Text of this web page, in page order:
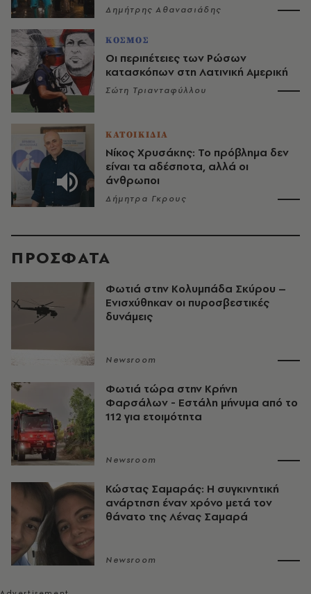
Δημήτρης Αθανασιάδης
ΚΟΣΜΟΣ
Οι περιπέτειες των Ρώσων
κατασκόπων στη Λατινική Αμερική
Σώτη Τριανταφύλλου
ΚΑΤΟΙΚΙΔΙΑ
Νίκος Χρυσάκης: Το πρόβλημα δεν
είναι τα αδέσποτα, αλλά οι
άνθρωποι
Δήμητρα Γκρους
ΠΡΟΣΦΑΤΑ
Φωτιά στην Κολυμπάδα Σκύρου –
Ενισχύθηκαν οι πυροσβεστικές
δυνάμεις
Newsroom
Φωτιά τώρα στην Κρήνη
Φαρσάλων - Εστάλη μήνυμα από το
112 για ετοιμότητα
Newsroom
Κώστας Σαμαράς: Η συγκινητική
ανάρτηση έναν χρόνο μετά τον
θάνατο της Λένας Σαμαρά
Newsroom